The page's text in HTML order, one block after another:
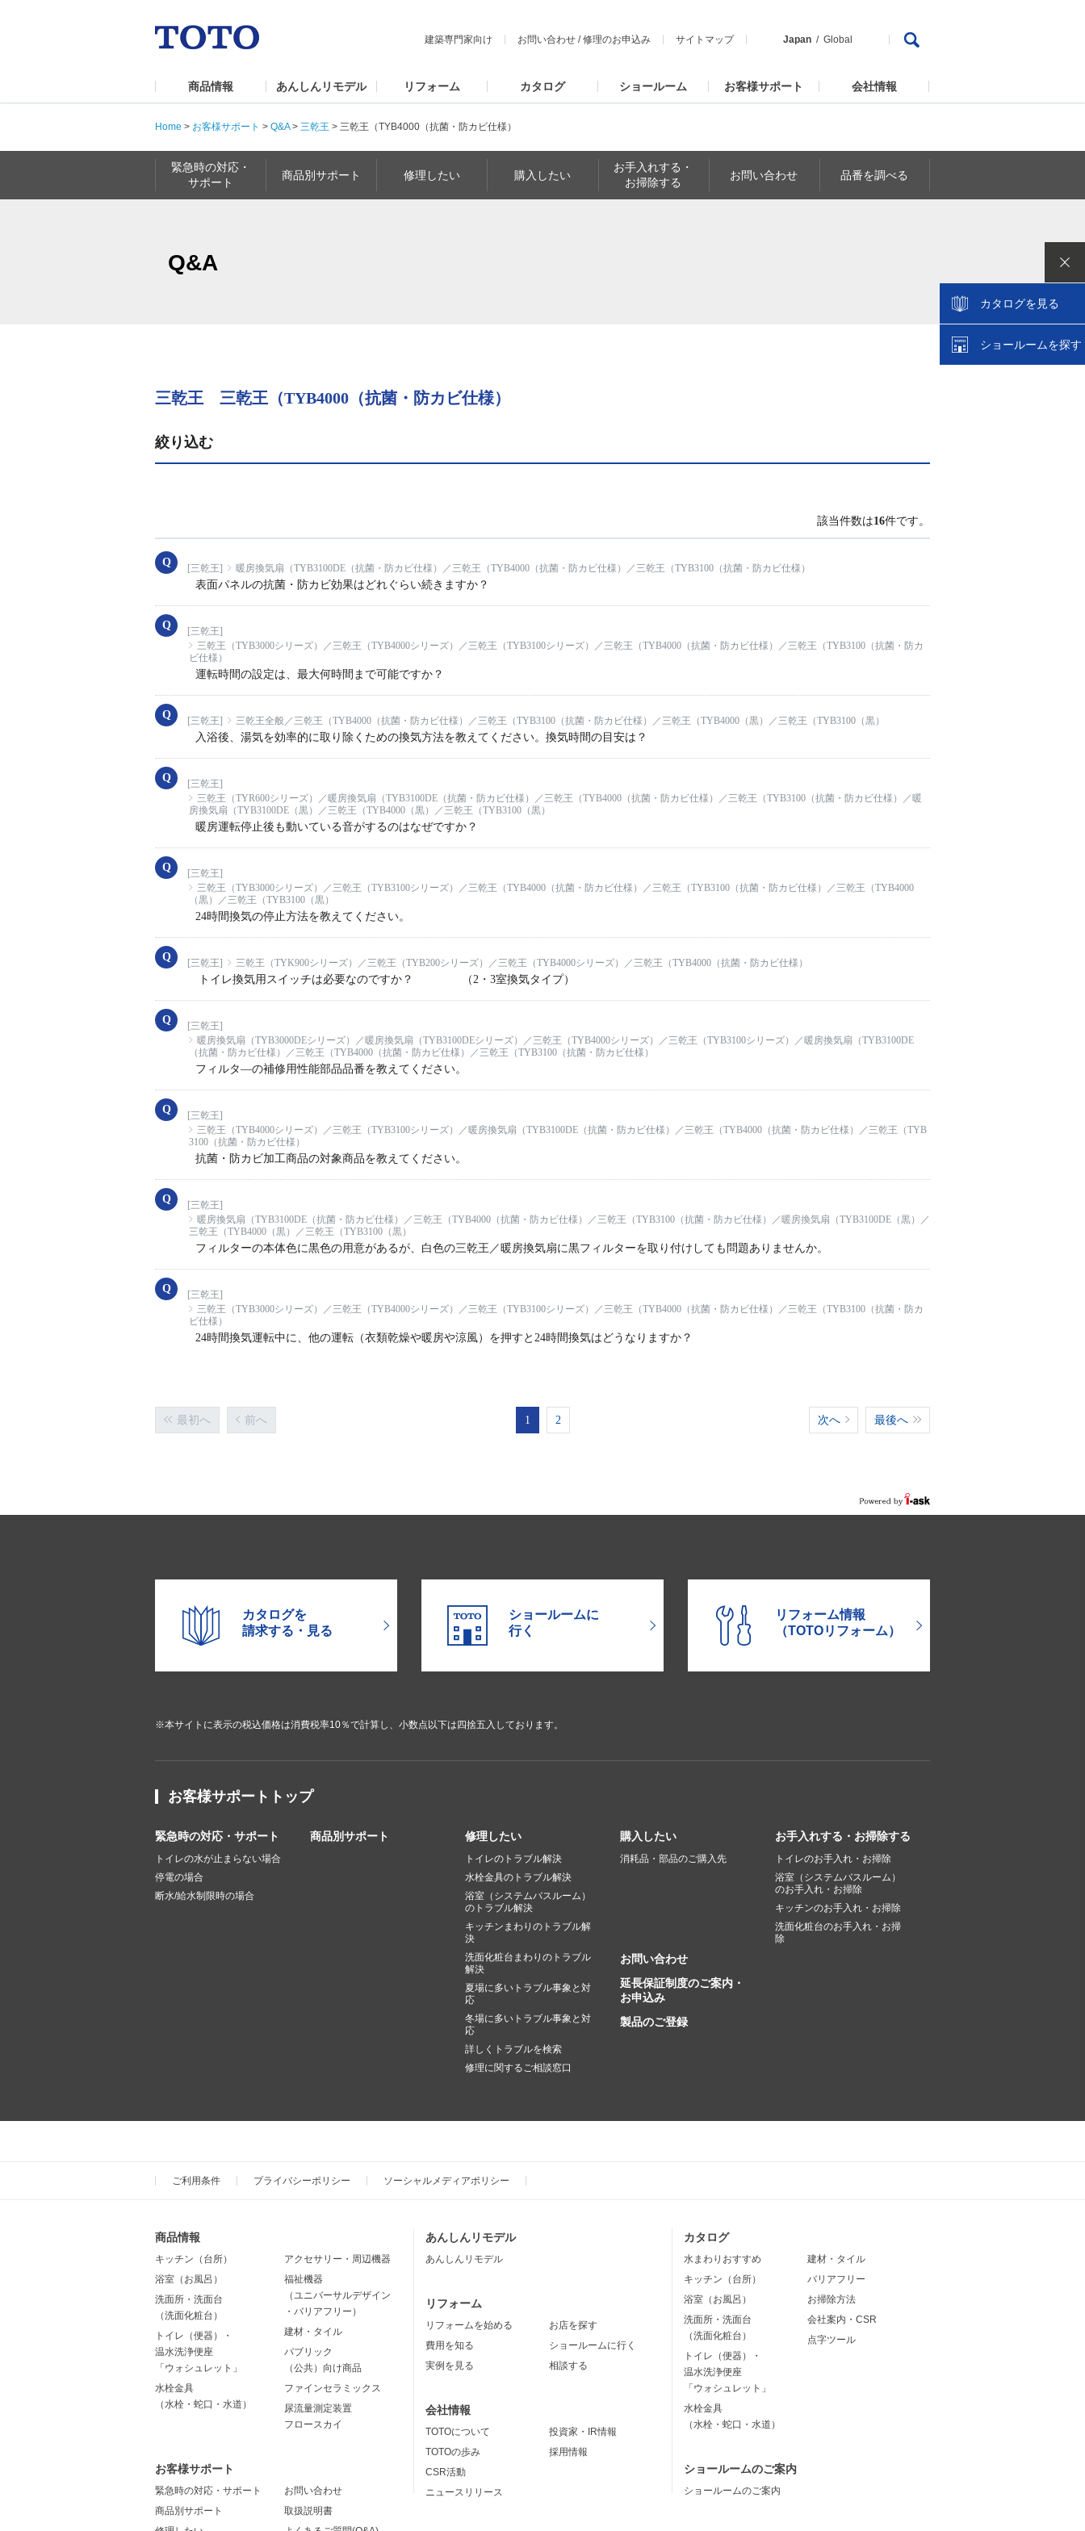
建築専門家向け お問い合わせ /修理のお申込み サイトマップ Japan Global
商品情報 あんしんリモデル リフォーム カタログ ショールーム お客様サポート 会社情報
Home > お客様サポート > Q&A> 三乾王 > 三乾王（TYB4000（抗菌・防カビ仕様）
緊急時の対応・
サポート
商品別サポート 修理したい 購入したい
お手入れする・
お掃除する
お問い合わせ 品番を調べる
カタログを見る
ショールームを探す
Q&A
三乾王 三乾王（TYB4000（抗菌・防カビ仕様）
絞り込む
該当件数は16件です。
[三乾王] 暖房換気扇（TYB3100DE（抗菌・防カビ仕様）／三乾王（TYB4000（抗菌・防カビ仕様）／三乾王（TYB3100（抗菌・防カビ仕様）
表面パネルの抗菌・防カビ効果はどれぐらい続きますか？
[三乾王]
三乾王（TYB3000シリーズ）／三乾王（TYB4000シリーズ）／三乾王（TYB3100シリーズ）／三乾王（TYB4000（抗菌・防カビ仕様）／三乾王（TYB3100（抗菌・防カ
ビ仕様）
運転時間の設定は、最大何時間まで可能ですか？
[三乾王] 三乾王全般／三乾王（TYB4000（抗菌・防カビ仕様）／三乾王（TYB3100（抗菌・防カビ仕様）／三乾王（TYB4000（黒）／三乾王（TYB3100（黒）
入浴後、湯気を効率的に取り除くための換気方法を教えてください。換気時間の目安は？
[三乾王]
三乾王（TYR600シリーズ）／暖房換気扇（TYB3100DE（抗菌・防カビ仕様）／三乾王（TYB4000（抗菌・防カビ仕様）／三乾王（TYB3100（抗菌・防カビ仕様）／暖
房換気扇（TYB3100DE（黒）／三乾王（TYB4000（黒）／三乾王（TYB3100（黒）
暖房運転停止後も動いている音がするのはなぜですか？
[三乾王]
三乾王（TYB3000シリーズ）／三乾王（TYB3100シリーズ）／三乾王（TYB4000（抗菌・防カビ仕様）／三乾王（TYB3100（抗菌・防カビ仕様）／三乾王（TYB4000
（黒）／三乾王（TYB3100（黒）
24時間換気の停止方法を教えてください。
[三乾王] 三乾王（TYK900シリーズ）／三乾王（TYB200シリーズ）／三乾王（TYB4000シリーズ）／三乾王（TYB4000（抗菌・防カビ仕様）
トイレ換気用スイッチは必要なのですか？ （2・3室換気タイプ）
[三乾王]
暖房換気扇（TYB3000DEシリーズ）／暖房換気扇（TYB3100DEシリーズ）／三乾王（TYB4000シリーズ）／三乾王（TYB3100シリーズ）／暖房換気扇（TYB3100DE
（抗菌・防カビ仕様）／三乾王（TYB4000（抗菌・防カビ仕様）／三乾王（TYB3100（抗菌・防カビ仕様）
フィルタ―の補修用性能部品品番を教えてください。
[三乾王]
三乾王（TYB4000シリーズ）／三乾王（TYB3100シリーズ）／暖房換気扇（TYB3100DE（抗菌・防カビ仕様）／三乾王（TYB4000（抗菌・防カビ仕様）／三乾王（TYB
3100（抗菌・防カビ仕様）
抗菌・防カビ加工商品の対象商品を教えてください。
[三乾王]
暖房換気扇（TYB3100DE（抗菌・防カビ仕様）／三乾王（TYB4000（抗菌・防カビ仕様）／三乾王（TYB3100（抗菌・防カビ仕様）／暖房換気扇（TYB3100DE（黒）／
三乾王（TYB4000（黒）／三乾王（TYB3100（黒）
フィルターの本体色に黒色の用意があるが、白色の三乾王／暖房換気扇に黒フィルターを取り付けしても問題ありませんか。
[三乾王]
三乾王（TYB3000シリーズ）／三乾王（TYB4000シリーズ）／三乾王（TYB3100シリーズ）／三乾王（TYB4000（抗菌・防カビ仕様）／三乾王（TYB3100（抗菌・防カ
ビ仕様）
24時間換気運転中に、他の運転（衣類乾燥や暖房や涼風）を押すと24時間換気はどうなりますか？
最初へ 前へ 1 2 次へ 最後へ
カタログを
請求する・見る
ショールームに
行く
リフォーム情報
（TOTOリフォーム）
※本サイトに表示の税込価格は消費税率10％で計算し、小数点以下は四捨五入しております。
お客様サポートトップ
緊急時の対応・サポート
トイレの水が止まらない場合
停電の場合
断水/給水制限時の場合
商品別サポート 修理したい
トイレのトラブル解決
水栓金具のトラブル解決
浴室（システムバスルーム）
のトラブル解決
キッチンまわりのトラブル解
決
洗面化粧台まわりのトラブル
解決
夏場に多いトラブル事象と対
応
冬場に多いトラブル事象と対
応
詳しくトラブルを検索
修理に関するご相談窓口
購入したい
消耗品・部品のご購入先
お手入れする・お掃除する
トイレのお手入れ・お掃除
浴室（システムバスルーム）
のお手入れ・お掃除
キッチンのお手入れ・お掃除
洗面化粧台のお手入れ・お掃
除
お問い合わせ
延長保証制度のご案内・
お申込み
製品のご登録
ご利用条件 プライバシーポリシー ソーシャルメディアポリシー
商品情報
キッチン（台所）
浴室（お風呂）
洗面所・洗面台
（洗面化粧台）
トイレ（便器）・
温水洗浄便座
「ウォシュレット」
水栓金具
（水栓・蛇口・水道）
アクセサリー・周辺機器
福祉機器
（ユニバーサルデザイン
・バリアフリー）
建材・タイル
パブリック
（公共）向け商品
ファインセラミックス
尿流量測定装置
フロースカイ
お客様サポート
緊急時の対応・サポート
商品別サポート
お問い合わせ
取扱説明書
あんしんリモデル
あんしんリモデル
リフォーム
リフォームを始める
費用を知る
実例を見る
お店を探す
ショールームに行く
相談する
会社情報
TOTOについて
TOTOの歩み
CSR活動
ニュースリリース
投資家・IR情報
採用情報
カタログ
水まわりおすすめ
キッチン（台所）
浴室（お風呂）
洗面所・洗面台
（洗面化粧台）
トイレ（便器）・
温水洗浄便座
「ウォシュレット」
水栓金具
（水栓・蛇口・水道）
建材・タイル
バリアフリー
お掃除方法
会社案内・CSR
点字ツール
ショールームのご案内
ショールームのご案内